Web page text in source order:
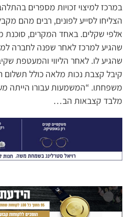
במרכז למיצוי זכויות מספרים
הצליחו לסייע לפונים, רבים מהם
אלפי שקלים. באחד המקרים, סוכנת
שהגיע למרכז לאחר שפנה לחברה
שהגיע לו. לאחר הליווי והמעטפת
קיבל קצבת נכות מלאה כולל תשלום
משפחתו. “המשמעות עבורו הייתה
מלבד קצבאות הב…